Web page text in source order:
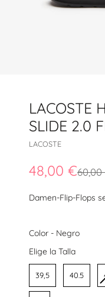
LACOSTE
SLIDE 2.0
LACOSTE
48,00 €
Damen-Flip-Flops
Color - NegroColor
Elige la TallaTalla
39,5 40.5